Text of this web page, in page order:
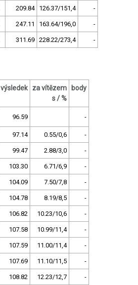
209.84 126.37/151,4 -
247.11 163.64/196,0 -
311.69 228.22/273,4 -
výsledek
za vítězem
s / %
body
96.59 -
97.14 0.55/0,6 -
99.47 2.88/3,0 -
103.30 6.71/6,9 -
104.09 7.50/7,8 -
104.78 8.19/8,5 -
106.82 10.23/10,6 -
107.58 10.99/11,4 -
107.59 11.00/11,4 -
107.69 11.10/11,5 -
108.82 12.23/12,7 -